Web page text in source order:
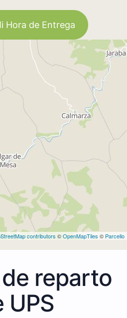
Hora de Entrega
contributors ©OpenMapTiles © Parcello
reparto
UPS